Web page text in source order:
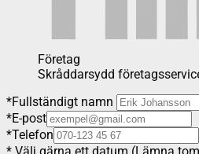
Företag
Skråddarsydd
*Fullständigt namn
*E-post
*Telefon